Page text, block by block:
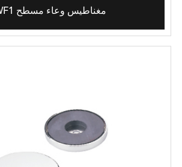
SWF1 مغناطيس وعاء مسطح